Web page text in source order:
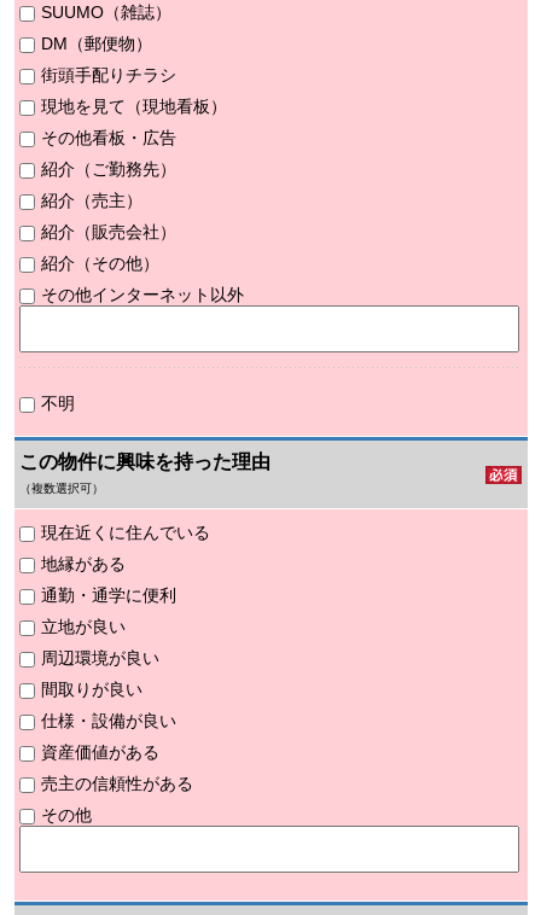
SUUMO（雑誌）
DM（郵便物）
街頭手配りチラシ
現地を見て（現地看板）
その他看板・広告
紹介（ご勤務先）
紹介（売主）
紹介（販売会社）
紹介（その他）
その他インターネット以外
不明
この物件に興味を持った理由
（複数選択可）
現在近くに住んでいる
地縁がある
通勤・通学に便利
立地が良い
周辺環境が良い
間取りが良い
仕様・設備が良い
資産価値がある
売主の信頼性がある
その他